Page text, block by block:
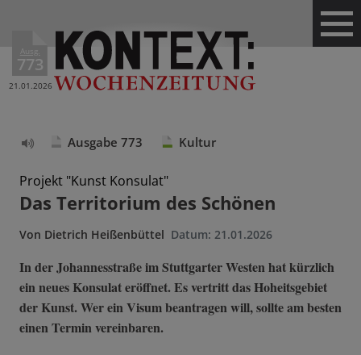
Ausg.
773
21.01.2026
vorlesen
Ausgabe 773 Kultur
Projekt "Kunst Konsulat"
Das Territorium des Schönen
Von Dietrich Heißenbüttel Datum: 21.01.2026
In der Johannesstraße im Stuttgarter Westen hat kürzlich
ein neues Konsulat eröffnet. Es vertritt das Hoheitsgebiet
der Kunst. Wer ein Visum beantragen will, sollte am besten
einen Termin vereinbaren.